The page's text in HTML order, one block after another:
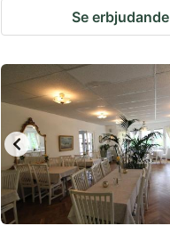
Se erbjudande